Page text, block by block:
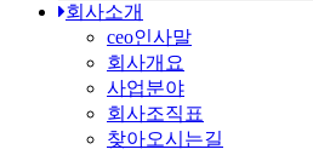
회사소개
ceo인사말
회사개요
사업분야
회사조직표
찾아오시는길